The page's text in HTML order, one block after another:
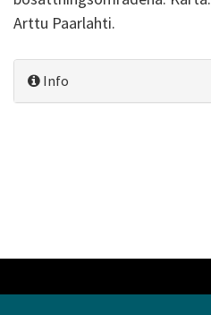
Arttu Paarlahti.
Info